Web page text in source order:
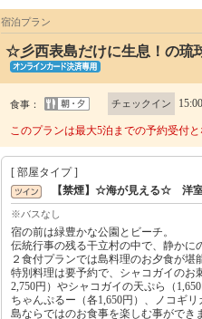
宿泊プラン
☆彡西表島だけに生息！の琉
食事： チェックイン
このプランは最大5泊までの予約受付と
[ 部屋タイプ ]
【禁煙】☆海が見える☆ 洋
※バスなし
宿の前は緑豊かな公園とビーチ。
伝統行事の残る干立村の中で、静かに
２食付プランでは島料理のお夕食が堪
特別料理は要予約で、シャコガイのお
2,750円）やシャコガイの天ぷら（
ちゃんぷるー（各1,650円）、ノコギ
島ならではのお食事を楽しむ事ができ